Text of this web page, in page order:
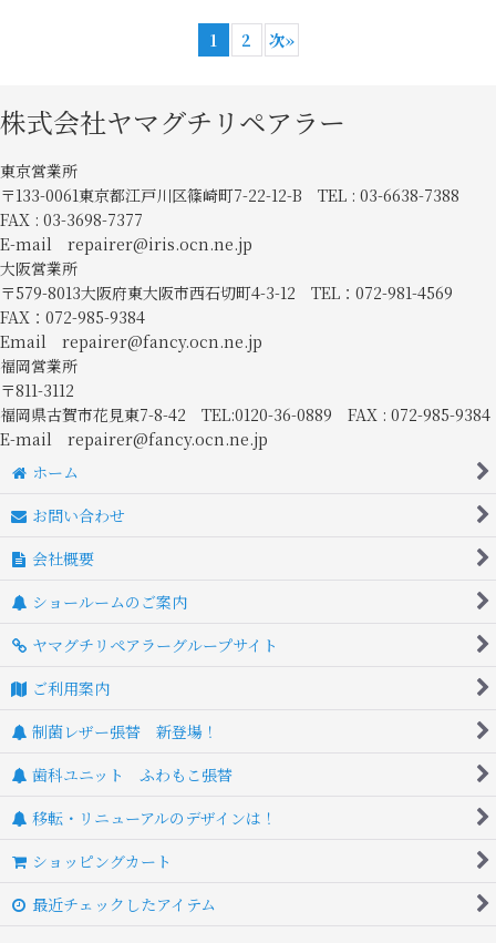
1 2 次»
株式会社ヤマグチリペアラー
東京営業所
〒133-0061東京都江戸川区篠崎町7-22-12-B TEL : 03-6638-7388
FAX : 03-3698-7377
E-mail repairer@iris.ocn.ne.jp
大阪営業所
〒579-8013大阪府東大阪市西石切町4-3-12 TEL：072-981-4569
FAX：072-985-9384
Email repairer@fancy.ocn.ne.jp
福岡営業所
〒811-3112
福岡県古賀市花見東7-8-42 TEL:0120-36-0889 FAX : 072-985-9384
E-mail repairer@fancy.ocn.ne.jp
ホーム
お問い合わせ
会社概要
ショールームのご案内
ヤマグチリペアラーグループサイト
ご利用案内
制菌レザー張替 新登場！
歯科ユニット ふわもこ張替
移転・リニューアルのデザインは！
ショッピングカート
最近チェックしたアイテム